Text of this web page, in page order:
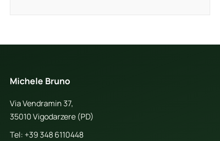
Michele Bruno
Via Vendramin 37,
35010 Vigodarzere (PD)
Tel: +39 348 6110448